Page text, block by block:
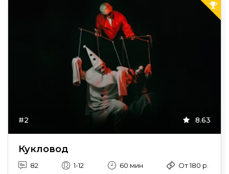
#2 8.63
Кукловод
82 1-12 60 мин
От 180 р.